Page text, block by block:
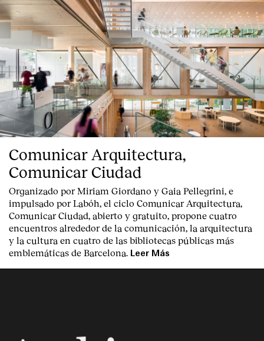
Servicios
Comunicar Arquitectura,
Comunicar Ciudad
Organizado por Miriam Giordano y Gaia Pellegrini, e
impulsado por Labóh, el ciclo Comunicar Arquitectura,
Comunicar Ciudad, abierto y gratuito, propone cuatro
encuentros alrededor de la comunicación, la arquitectura
y la cultura en cuatro de las bibliotecas públicas más
emblemáticas de Barcelona.
Leer Más